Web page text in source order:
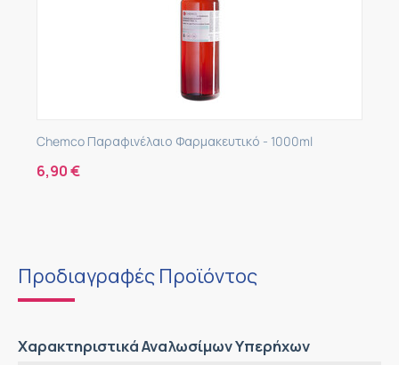
Chemco Παραφινέλαιο Φαρμακευτικό - 1000ml
6,90€
Προδιαγραφές Προϊόντος
Χαρακτηριστικά Αναλωσίμων Υπερήχων